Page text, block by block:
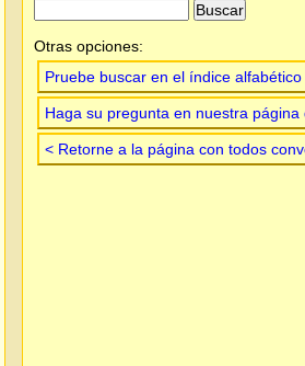
Otras opciones:
Pruebe buscar en el índice alfabético
Haga su pregunta en nuestra página
< Retorne a la página con todos